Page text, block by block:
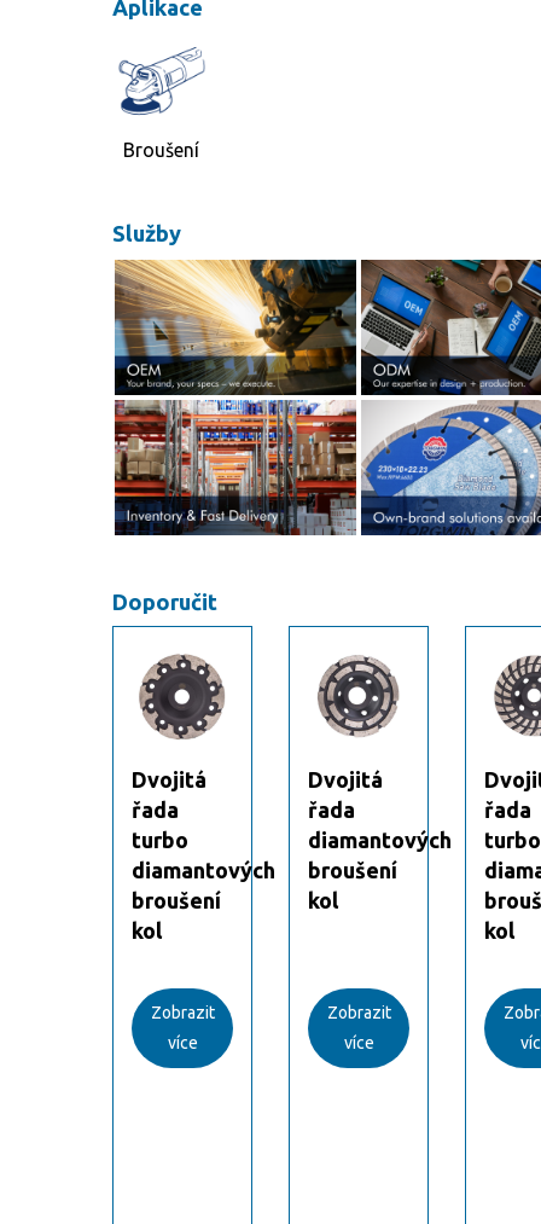
Aplikace
Broušení
Služby
Doporučit
Dvojitá
řada
turbo
diamantových
broušení
kol
Zobrazit
více
Dvojitá
řada
diamantových
broušení
kol
Zobrazit
více
řada
turbo
kol